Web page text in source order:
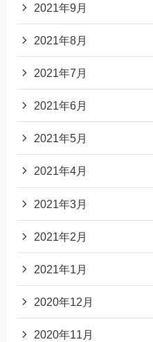
2021年9月
2021年8月
2021年7月
2021年6月
2021年5月
2021年4月
2021年3月
2021年2月
2021年1月
2020年12月
2020年11月